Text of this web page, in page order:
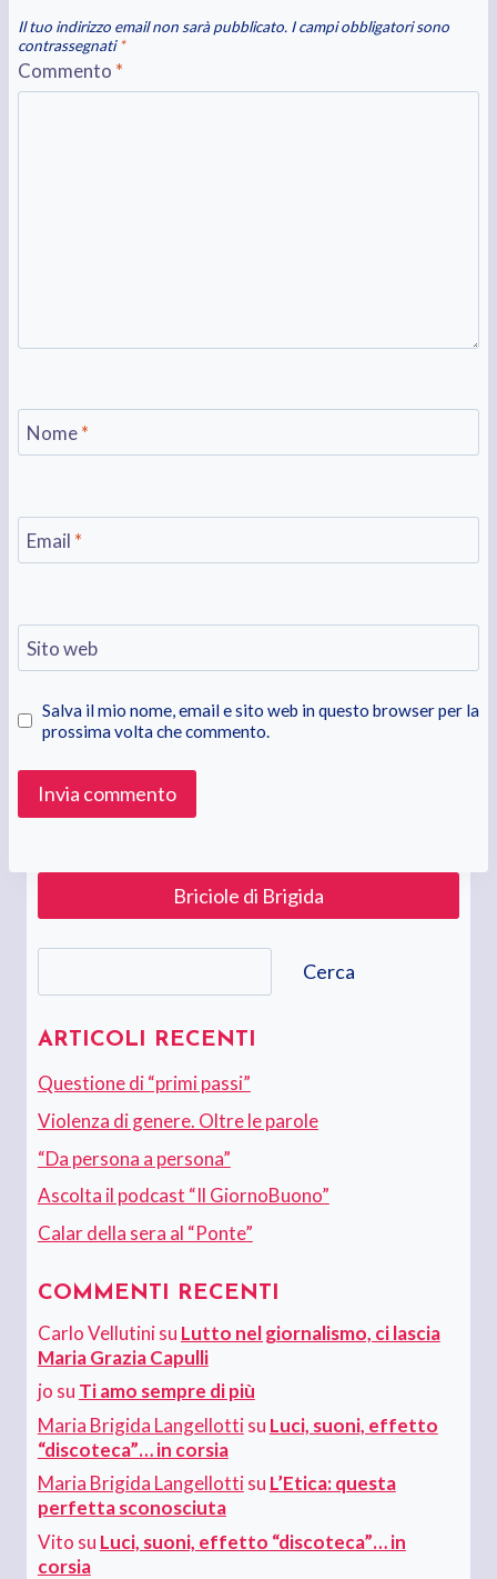
Il tuo indirizzo email non sarà pubblicato. I campi obbligatori sono
contrassegnati*
Commento *
Nome*
Email *
Sito web
Salva il mio nome, email e sito web in questo browser per la
prossima volta che commento.
Briciole di Brigida
Cerca
ARTICOLI RECENTI
Questione di “primi passi”
Violenza di genere. Oltre le parole
“Da persona a persona”
Ascolta il podcast “Il GiornoBuono”
Calar della sera al “Ponte”
COMMENTI RECENTI
Carlo Vellutinisu Lutto nel giornalismo, ci lascia
Maria Grazia Capulli
jo su Ti amo sempre di più
Maria Brigida Langellottisu Luci, suoni, effetto
“discoteca”… in corsia
Maria Brigida Langellottisu L’Etica: questa
perfetta sconosciuta
Vito su Luci, suoni, effetto “discoteca”… in
corsia